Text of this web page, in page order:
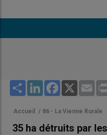
Share LinkedInFacebook
X
Accueil / 86 - La Vienne Rurale
35 ha détruits par